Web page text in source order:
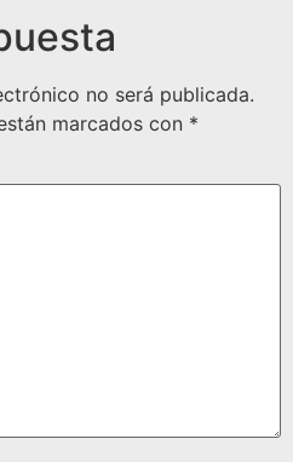
no será publicada.
marcados con *